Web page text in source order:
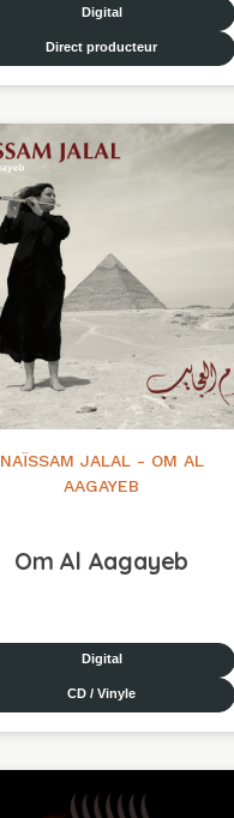
Digital
Direct producteur
NAÏSSAM JALAL - OM AL
AAGAYEB
Om Al Aagayeb
Digital
CD / Vinyle